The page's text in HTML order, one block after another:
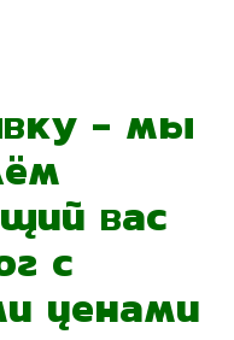
- мы
вас
с
ценами